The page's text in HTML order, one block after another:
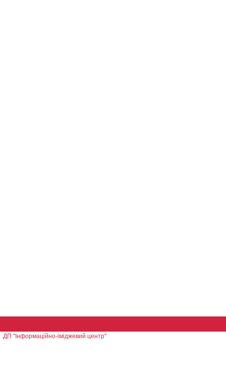
ДП "Інформаційно-іміджевий центр"